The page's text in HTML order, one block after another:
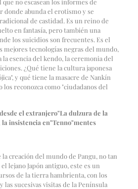
no escasean los informes de
donde abunda el erotismo y se
de castidad. Es un reino de
en fantasía, pero también una
los suicidios son frecuentes. Es el
mejores tecnologías negras del mundo,
esencia del kendo, la ceremonia del
¿Qué tiene la cultura japonesa
y qué tiene la masacre de Nankín
los reconozca como "ciudadanos del
el extranjero"La dulzura de la
insistencia en"Tenno"mentes
la creación del mundo de Pangu, no tan
lejano Japón antiguo, este es un
de la tierra hambrienta, con los
las sucesivas visitas de la Península